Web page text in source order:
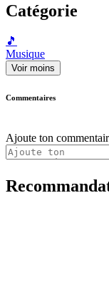
Catégorie
🎵
Musique
Voir moins
Commentaires
Ajoute ton